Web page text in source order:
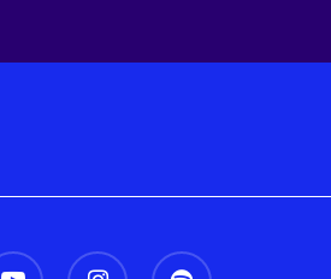
instagram spotify